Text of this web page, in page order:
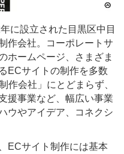
に設立された目黒区中目
作会社。コーポレートサ
ホームページ、さまざま
ECサイトの制作を多数
作会社」にとどまらず、
援事業など、幅広い事業
ウやアイデア、コネクシ
ECサイト制作には基本